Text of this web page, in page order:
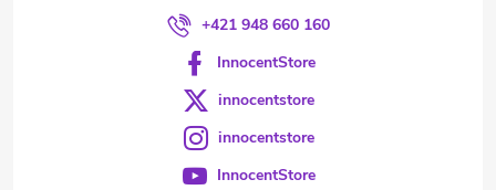
+421 948 660 160
InnocentStore
innocentstore
innocentstore
InnocentStore